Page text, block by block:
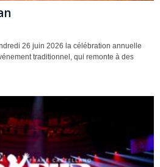
26 juin 2026 la célébration annuelle
traditionnel, qui remonte à des